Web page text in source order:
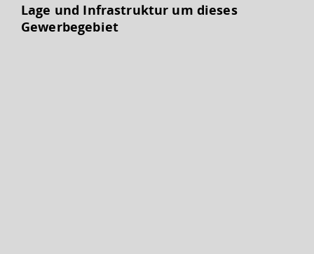
Lage und Infrastruktur um dieses
Gewerbegebiet